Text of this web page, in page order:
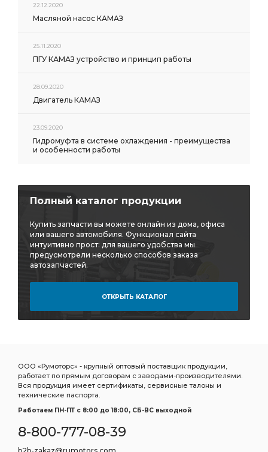
22.12.2020
Масляной насос КАМАЗ
25.11.2020
ПГУ КАМАЗ устройство и принцип работы
28.09.2020
Двигатель КАМАЗ
23.09.2020
Гидромуфта в системе охлаждения - преимущества
и особенности работы
Полный каталог продукции
Купить запчасти вы можете онлайн из дома, офиса
или вашего автомобиля. Функционал сайта
интуитивно прост: для вашего удобства мы
предусмотрели несколько способов заказа
автозапчастей.
ОТКРЫТЬ КАТАЛОГ
ООО «Румоторс» - крупный оптовый поставщик продукции,
работает по прямым договорам с заводами-производителями.
Вся продукция имеет сертификаты, сервисные талоны и
технические паспорта.
Работаем ПН-ПТ c 8:00 до 18:00, СБ-ВС выходной
8-800-777-08-39